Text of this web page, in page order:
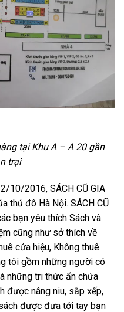
tại Khu A – A 20 gần
trại
10/2016, SÁCH CŨ GIA
thủ đô Hà Nội. SÁCH CŨ
bạn yêu thích Sách và
cũng như sở thích về
cửa hiệu, Không thuê
tôi gồm những người có
những tri thức ẩn chứa
được nâng niu, sắp xếp,
được đưa tới tay bạn